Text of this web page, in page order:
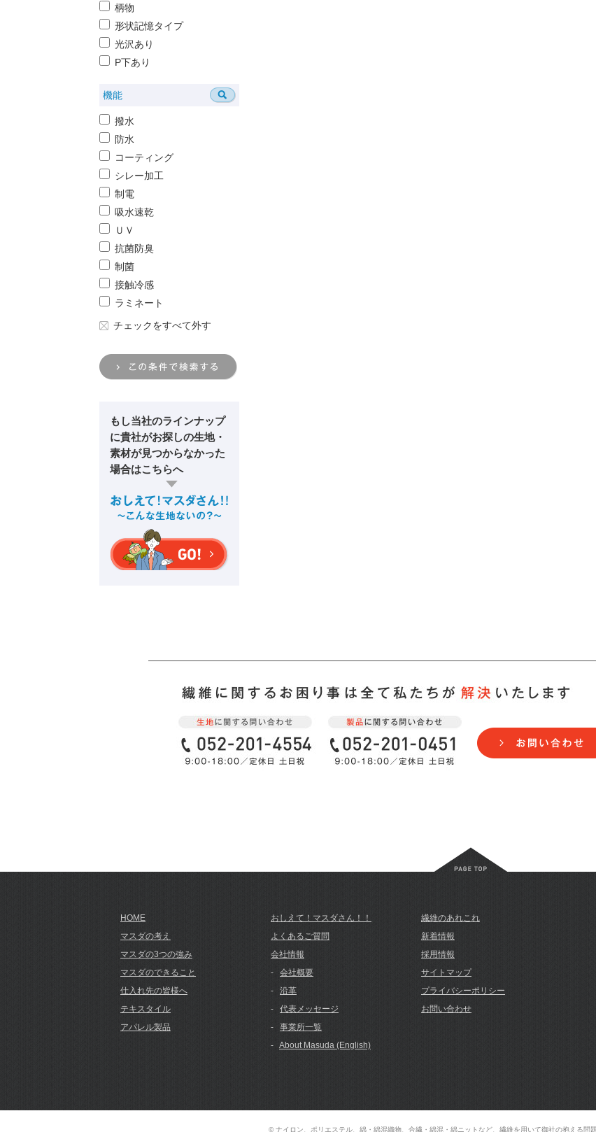
柄物
形状記憶タイプ
光沢あり
P下あり
機能
撥水
防水
コーティング
シレー加工
制電
吸水速乾
ＵＶ
抗菌防臭
制菌
接触冷感
ラミネート
チェックをすべて外す
もし当社のラインナップ
に貴社がお探しの生地・
素材が見つからなかった
場合はこちらへ
HOME
マスダの考え
マスダの3つの強み
マスダのできること
仕入れ先の皆様へ
テキスタイル
アパレル製品
おしえて！マスダさん！！
よくあるご質問
会社情報
- 会社概要
- 沿革
- 代表メッセージ
- 事業所一覧
- About Masuda (English)
繊維のあれこれ
新着情報
採用情報
サイトマップ
プライバシーポリシー
お問い合わせ
© ナイロン、ポリエステル、綿・綿混織物、合繊・綿混・綿ニットなど、繊維を用いて御社の抱える問